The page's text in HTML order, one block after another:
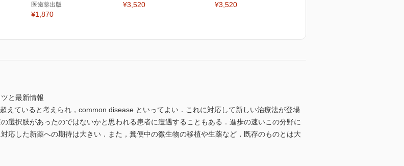
医歯薬出版
¥1,870
¥3,520 ¥3,520
と最新情報
えていると考えられ，common disease といってよい．これに対応して新しい治療法が登場
選択肢があったのではないかと思われる患者に遭遇することもある．進歩の速いこの分野に
応した新薬への期待は大きい．また，糞便中の微生物の移植や生薬など，既存のものとは大